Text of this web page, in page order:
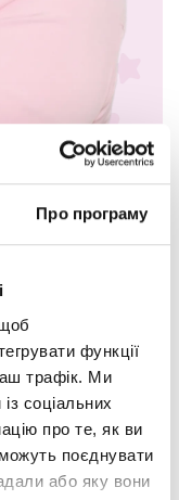
Про програму
функції
трафік. Ми
соціальних
про те, як ви
поєднувати
або яку вони
з
роботи